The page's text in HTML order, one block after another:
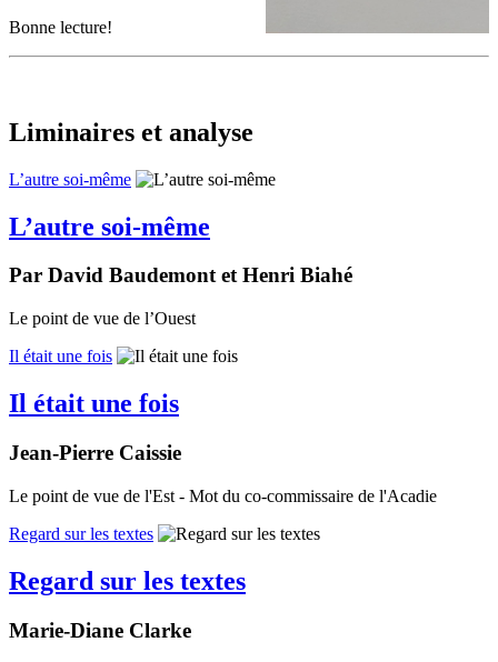
Bonne lecture!
Liminaires et analyse
L’autre soi-même
L’autre soi-même
Par David Baudemont et Henri Biahé
Le point de vue de l’Ouest
Il était une fois
Il était une fois
Jean-Pierre Caissie
Le point de vue de l'Est - Mot du co-commissaire de l'Acadie
Regard sur les textes
Regard sur les textes
Marie-Diane Clarke